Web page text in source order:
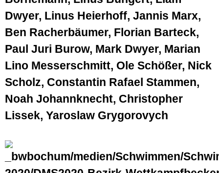
Dwyer, Linus Heierhoff, Jannis Marx,
Ben Racherbäumer, Florian Barteck,
Paul Juri Burow, Mark Dwyer, Marian
Lino Messerschmitt, Ole Schößer, Nick
Scholz, Constantin Rafael Stammen,
Noah Johannknecht, Christopher
Lissek, Yaroslaw Grygorovych